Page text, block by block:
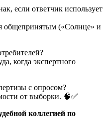
если ответчик использует
общепринятым («Солнце» и
когда экспертного
с опросом?
от выборки. 🧠✅
коллегией по